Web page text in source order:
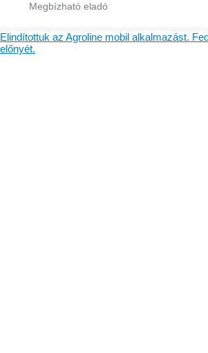
Elindítottuk az Agroline mobil alkalmazást.
előnyét.